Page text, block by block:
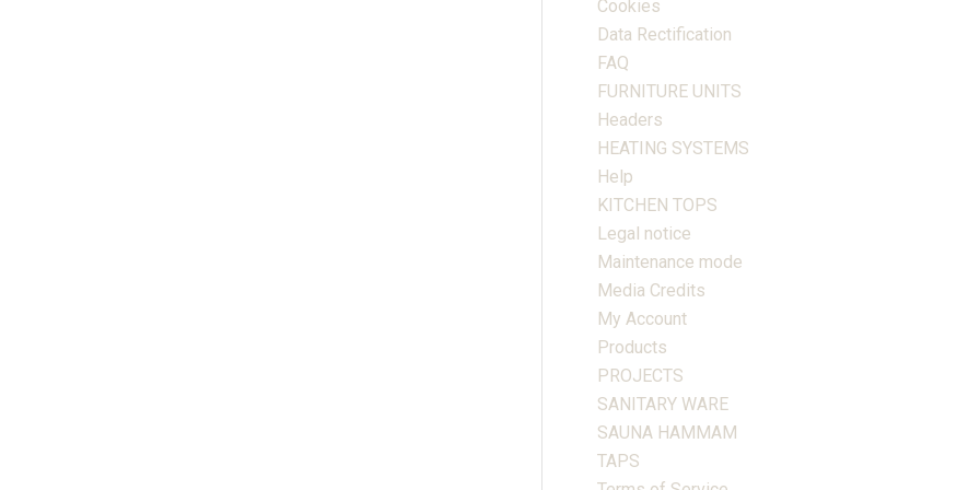
Cookies
Data Rectification
FAQ
FURNITURE UNITS
Headers
HEATING SYSTEMS
Help
KITCHEN TOPS
Legal notice
Maintenance mode
Media Credits
My Account
Products
PROJECTS
SANITARY WARE
SAUNA HAMMAM
TAPS